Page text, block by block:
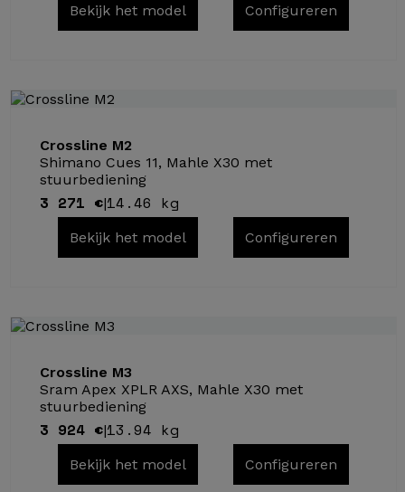
Bekijk het model Configureren
Crossline M2
Shimano Cues 11, Mahle X30 met
stuurbediening
3 271 €|14.46 kg
Bekijk het model Configureren
Crossline M3
Sram Apex XPLR AXS, Mahle X30 met
stuurbediening
3 924 €|13.94 kg
Bekijk het model Configureren